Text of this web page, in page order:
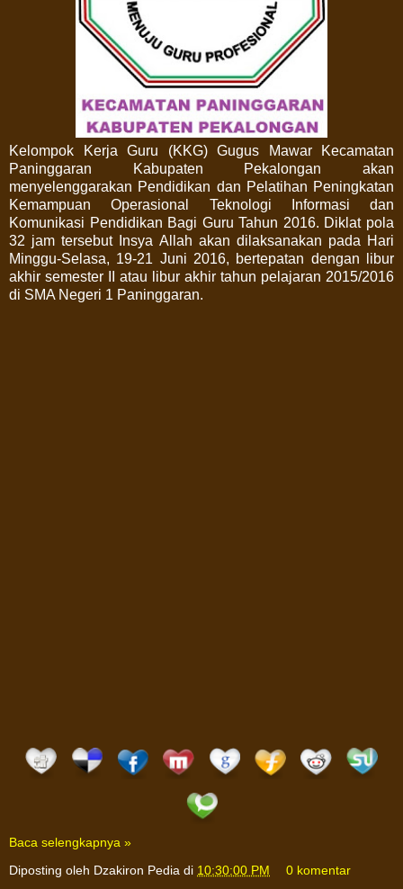
Kelompok Kerja Guru (KKG) Gugus Mawar Kecamatan
Paninggaran Kabupaten Pekalongan akan
menyelenggarakan Pendidikan dan Pelatihan Peningkatan
Kemampuan Operasional Teknologi Informasi dan
Komunikasi Pendidikan Bagi Guru Tahun 2016. Diklat pola
32 jam tersebut Insya Allah akan dilaksanakan pada Hari
Minggu-Selasa, 19-21 Juni 2016, bertepatan dengan libur
akhir semester II atau libur akhir tahun pelajaran 2015/2016
di SMA Negeri 1 Paninggaran.
Baca selengkapnya »
Diposting oleh Dzakiron Pedia di 10:30:00 PM 0 komentar